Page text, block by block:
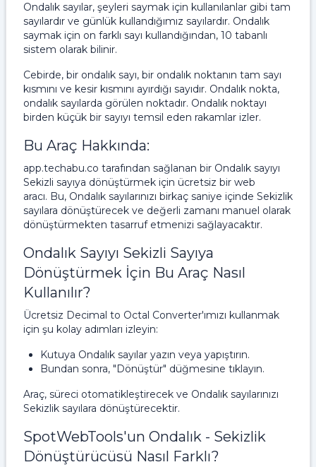
Ondalık sayılar, şeyleri saymak için kullanılanlar gibi tam
sayılardır ve günlük kullandığımız sayılardır. Ondalık
saymak için on farklı sayı kullandığından, 10 tabanlı
sistem olarak bilinir.
Cebirde, bir ondalık sayı, bir ondalık noktanın tam sayı
kısmını ve kesir kısmını ayırdığı sayıdır. Ondalık nokta,
ondalık sayılarda görülen noktadır. Ondalık noktayı
birden küçük bir sayıyı temsil eden rakamlar izler.
Bu Araç Hakkında:
app.techabu.co tarafından sağlanan bir Ondalık sayıyı
Sekizli sayıya dönüştürmek için ücretsiz bir web
aracı. Bu, Ondalık sayılarınızı birkaç saniye içinde Sekizlik
sayılara dönüştürecek ve değerli zamanı manuel olarak
dönüştürmekten tasarruf etmenizi sağlayacaktır.
Ondalık Sayıyı Sekizli Sayıya
Dönüştürmek İçin Bu Araç Nasıl
Kullanılır?
Ücretsiz Decimal to Octal Converter'ımızı kullanmak
için şu kolay adımları izleyin:
Kutuya Ondalık sayılar yazın veya yapıştırın.
Bundan sonra, "Dönüştür" düğmesine tıklayın.
Araç, süreci otomatikleştirecek ve Ondalık sayılarınızı
Sekizlik sayılara dönüştürecektir.
SpotWebTools'un Ondalık - Sekizlik
Dönüştürücüsü Nasıl Farklı?